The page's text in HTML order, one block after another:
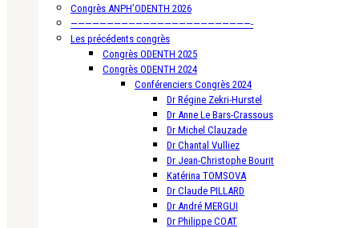
Congrès ANPH’ODENTH 2026
—————————————————————————-
Les précédents congrès
Congrès ODENTH 2025
Congrès ODENTH 2024
Conférenciers Congrès 2024
Dr Régine Zekri-Hurstel
Dr Anne Le Bars-Crassous
Dr Michel Clauzade
Dr Chantal Vulliez
Dr Jean-Christophe Bourit
Katérina TOMSOVA
Dr Claude PILLARD
Dr André MERGUI
Dr Philippe COAT